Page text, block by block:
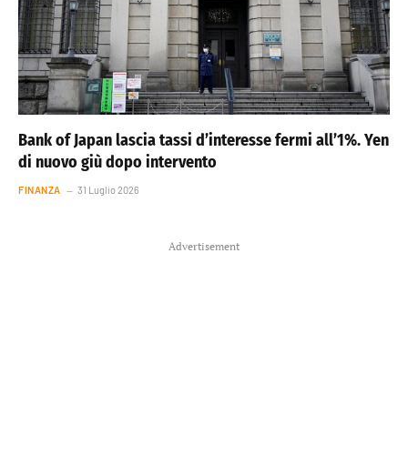
Bank of Japan lascia tassi d’interesse fermi all’1%. Yen
di nuovo giù dopo intervento
FINANZA 31 Luglio 2026
Advertisement